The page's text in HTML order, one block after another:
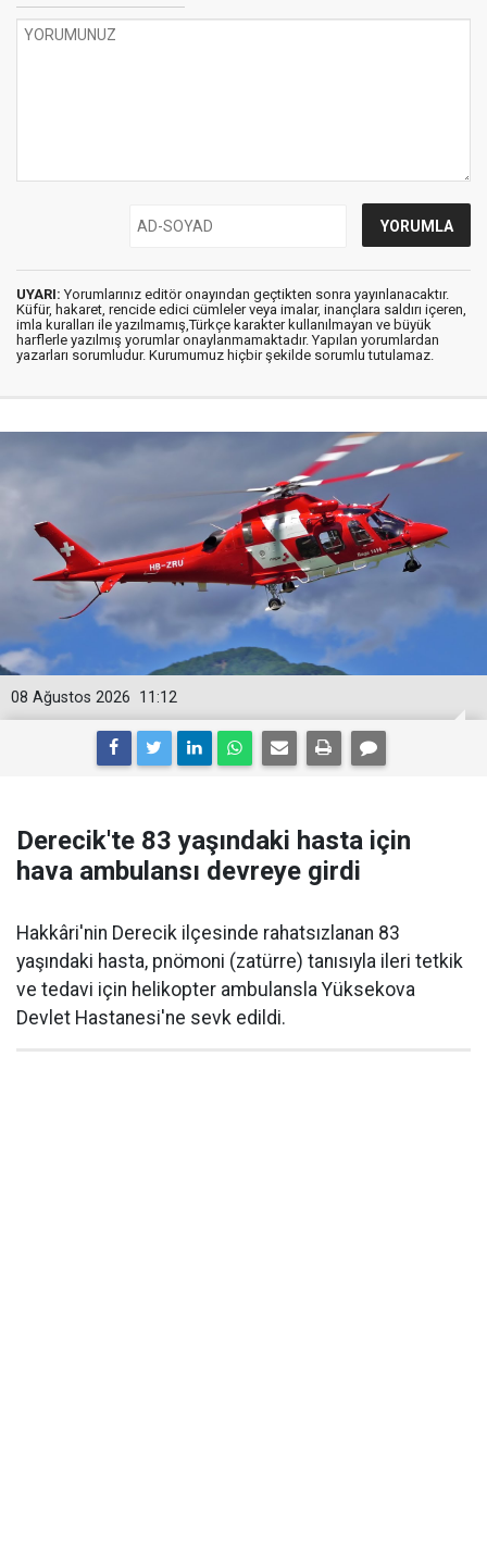
UYARI: Yorumlarınız editör onayından geçtikten sonra yayınlanacaktır.
Küfür, hakaret, rencide edici cümleler veya imalar, inançlara saldırı içeren,
imla kuralları ile yazılmamış,Türkçe karakter kullanılmayan ve büyük
harflerle yazılmış yorumlar onaylanmamaktadır. Yapılan yorumlardan
yazarları sorumludur. Kurumumuz hiçbir şekilde sorumlu tutulamaz.
11:12
08 Ağustos 2026
Derecik'te 83 yaşındaki hasta için
hava ambulansı devreye girdi
Hakkâri'nin Derecik ilçesinde rahatsızlanan 83
yaşındaki hasta, pnömoni (zatürre) tanısıyla ileri tetkik
ve tedavi için helikopter ambulansla Yüksekova
Devlet Hastanesi'ne sevk edildi.